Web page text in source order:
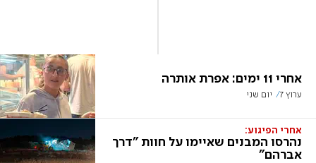
אחרי 11 ימים: אפרת אותרה
ערוץ 7 יום שני
אחרי הפיגוע:
נהרסו המבנים שאיימו על חוות "דרך
אברהם"